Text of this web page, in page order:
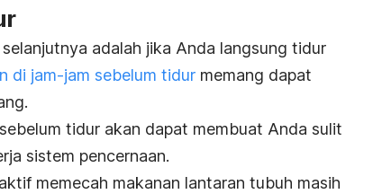
adalah jika Anda langsung tidur
di jam-jam sebelum tidur memang dapat
tidur akan dapat membuat Anda sulit
sistem pencernaan.
memecah makanan lantaran tubuh masih